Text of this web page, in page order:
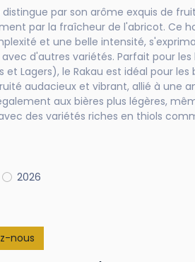
distingue par son arôme exquis de
par la fraîcheur de l'abricot. Ce
et une belle intensité,
d'autres variétés. Parfait pour les
et Lagers), le Rakau est idéal pour
audacieux et vibrant, allié à une
aux bières plus légères,
des variétés riches en thiols
2026
nous